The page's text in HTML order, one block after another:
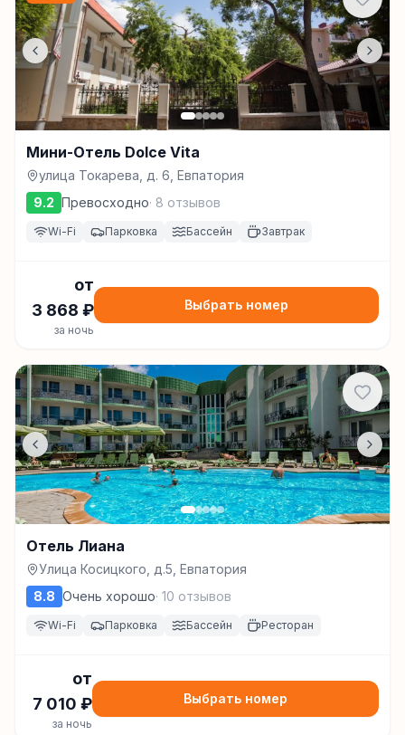
Мини-Отель Dolce Vita
улица Токарева, д. 6, Евпатория
9.2 Превосходно· 8 отзывов
Wi-Fi Парковка Бассейн Завтрак
от
3 868 ₽
за ночь
Выбрать номер
Отель Лиана
Улица Косицкого, д.5, Евпатория
8.8 Очень хорошо· 10 отзывов
Wi-Fi Парковка Бассейн Ресторан
от
7 010 ₽
за ночь
Выбрать номер